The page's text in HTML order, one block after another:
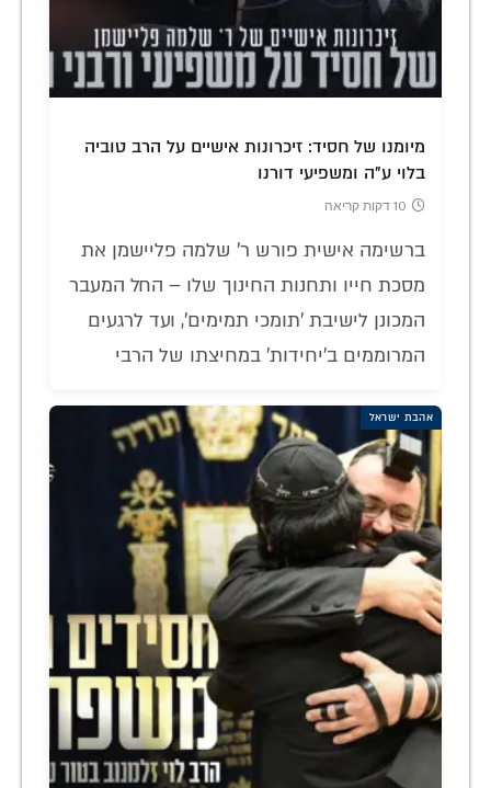
מיומנו של חסיד: זיכרונות אישיים על הרב טוביה
בלוי ע"ה ומשפיעי דורנו
10 דקות קריאה
ברשימה אישית פורש ר' שלמה פליישמן את
מסכת חייו ותחנות החינוך שלו – החל המעבר
המכונן לישיבת 'תומכי תמימים', ועד לרגעים
המרוממים ב'יחידות' במחיצתו של הרבי
אהבת ישראל